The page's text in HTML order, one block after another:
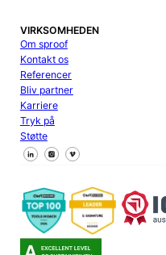
VIRKSOMHEDEN
Om sproof
Kontakt os
Referencer
Bliv partner
Karriere
Tryk på
Støtte
Følg os på Facebook
Følg os på X
Følg os på LinkedIn